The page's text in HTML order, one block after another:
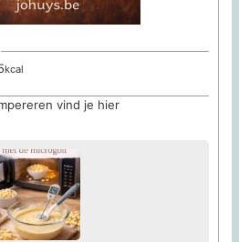
kcal
vind je hier